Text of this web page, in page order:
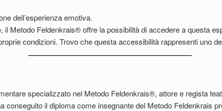
dell’esperienza emotiva.
il Metodo Feldenkrais® offre la possibilità di accedere a questa
condizioni. Trovo che questa accessibilità rappresenti uno
specializzato nel Metodo Feldenkrais®, attore e regista
conseguito il diploma come insegnante del Metodo Feldenkrais